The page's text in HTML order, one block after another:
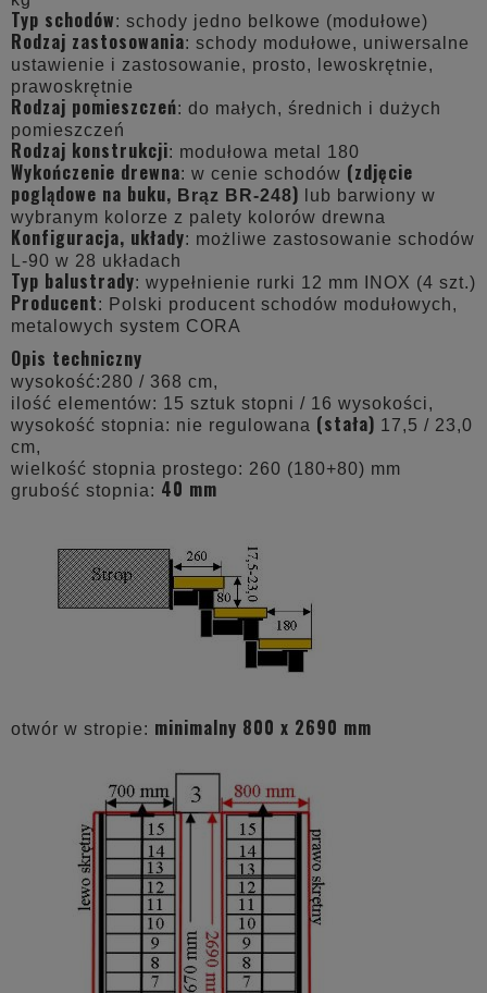
Typ schodów: schody jedno belkowe (modułowe)
Rodzaj zastosowania: schody modułowe, uniwersalne
ustawienie i zastosowanie, prosto, lewoskrętnie,
prawoskrętnie
Rodzaj pomieszczeń: do małych, średnich i dużych
pomieszczeń
Rodzaj konstrukcji: modułowa metal 180
Wykończenie drewna: w cenie schodów (zdjęcie
poglądowe na buku, Brąz BR-248) lub barwiony w
wybranym kolorze z palety kolorów drewna
Konfiguracja, układy: możliwe zastosowanie schodów
L-90 w 28 układach
Typ balustrady: wypełnienie rurki 12 mm INOX (4 szt.)
Producent: Polski producent schodów modułowych,
metalowych system CORA
Opis techniczny
wysokość:280 / 368 cm,
ilość elementów: 15 sztuk stopni / 16 wysokości,
wysokość stopnia: nie regulowana (stała) 17,5 / 23,0
cm,
wielkość stopnia prostego: 260 (180+80) mm
grubość stopnia: 40 mm
otwór w stropie: minimalny 800 x 2690 mm